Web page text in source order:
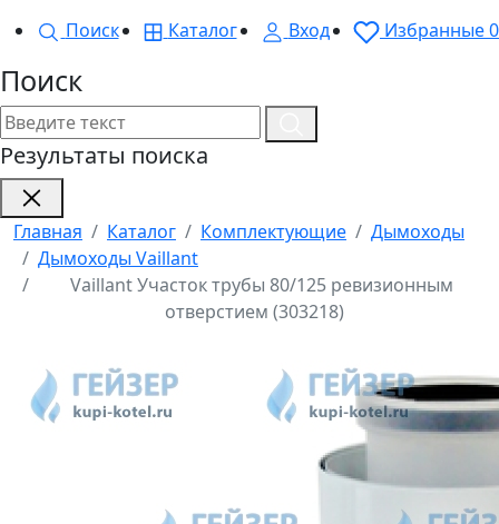
Поиск
Каталог Вход Избранные0
Поиск
Результаты поиска
Главная Каталог Комплектующие
Дымоходы
Дымоходы Vaillant
Vaillant Участок трубы 80/125 ревизионным
отверстием (303218)